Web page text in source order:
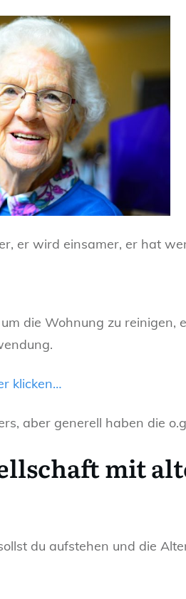
er wird einsamer, er hat
die Wohnung zu reinigen,
klicken…
aber generell haben die
mit
du aufstehen und die